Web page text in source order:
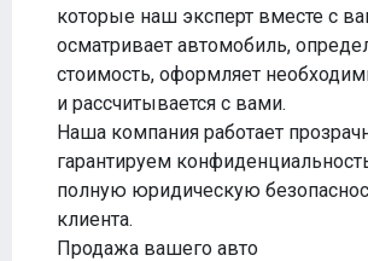
которые наш эксперт вместе с
осматривает автомобиль,
стоимость, оформляет
и рассчитывается с вами.
Наша компания работает
гарантируем
полную юридическую
клиента.
Продажа вашего авто